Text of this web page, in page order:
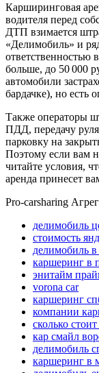
Карширинговая
водителя перед
ДТП взимается
«Делимобиль» и
ответственностью
больше, до 50 000
автомобили
бардачке), но
Также операторы
ПДД, передачу
парковку на
Поэтому если вам
читайте условия,
аренда принесет
Pro-carsharing
делимобиль
стоимость
делимобиль
каршеринг в
энитайм
vorona car
каршеринг
компании
сколько
кар смайл
делимобиль
каршеринг в